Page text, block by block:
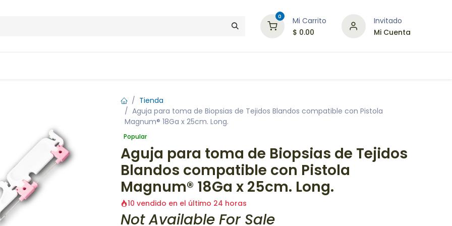
0
Mi Carrito
$ 0.00
Invitado
Mi Cuenta
Tienda
Aguja para toma de Biopsias de Tejidos Blandos compatible con Pistola
Magnum® 18Ga x 25cm. Long.
Popular
Aguja para toma de Biopsias de Tejidos
Blandos compatible con Pistola
Magnum® 18Ga x 25cm. Long.
10 vendido en el último 24 horas
Not Available For Sale